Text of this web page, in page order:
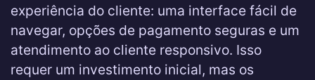
experiência do cliente: uma interface fácil de
navegar, opções de pagamento seguras e um
atendimento ao cliente responsivo. Isso
requer um investimento inicial, mas os